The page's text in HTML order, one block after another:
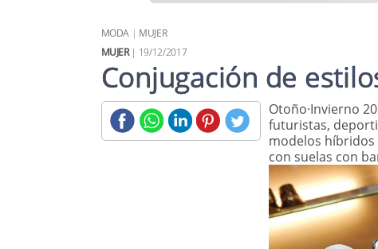
MODA | MUJER
MUJER| 19/12/2017
Conjugación de
Otoño·Invierno
futuristas,
modelos híbridos
con suelas con